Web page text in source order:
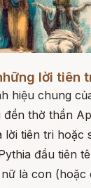
lời tiên
hiệu chung
đền thờ thần
lời tiên tri hoặc
đầu tiên
là con (hoặc